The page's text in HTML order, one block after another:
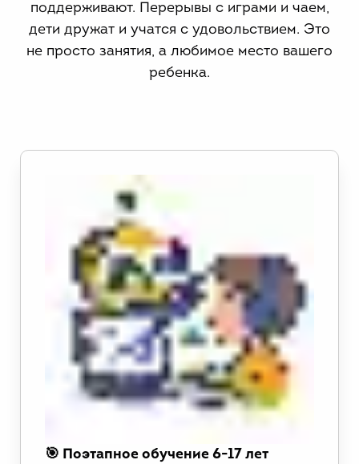
поддерживают. Перерывы с играми и чаем,
дети дружат и учатся с удовольствием. Это
не просто занятия, а любимое место вашего
ребенка.
🎯 Поэтапное обучение 6-17 лет